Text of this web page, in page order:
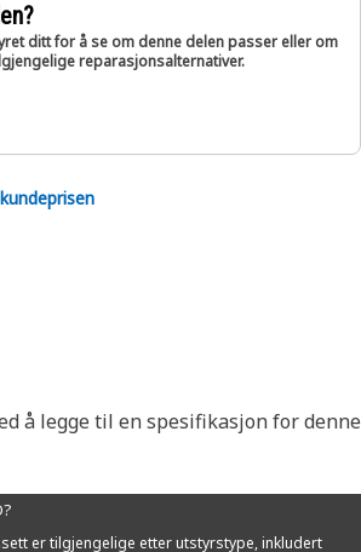
ditt for å se om denne delen passer eller om
reparasjonsalternativer.
å legge til en spesifikasjon for denne
er tilgjengelige etter utstyrstype, inkludert